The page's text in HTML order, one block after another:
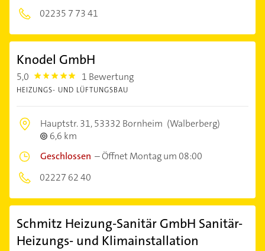
02235 7 73 41
Knodel GmbH
5,0 5.0 1 Bewertung
HEIZUNGS- UND LÜFTUNGSBAU
Hauptstr. 31,53332 Bornheim (Walberberg)
6,6 km
Geschlossen –Öffnet Montag um 08:00
02227 62 40
Schmitz Heizung-Sanitär GmbH Sanitär-
Heizungs- und Klimainstallation